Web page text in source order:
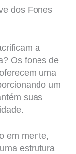
dos Fones
a
Os fones de
uma
um
suas
em mente,
estrutura